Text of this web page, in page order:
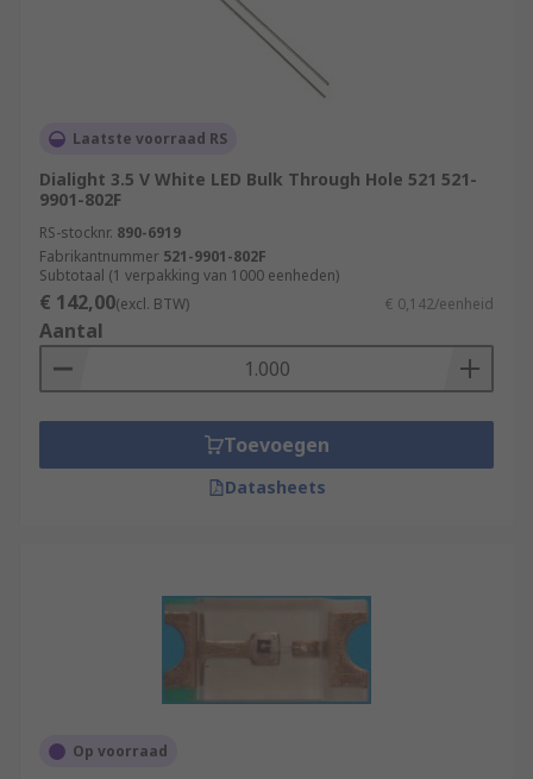
Laatste voorraad RS
Dialight 3.5 V White LED Bulk Through Hole 521 521-
9901-802F
RS-stocknr. 890-6919
Fabrikantnummer 521-9901-802F
Subtotaal (1 verpakking van 1000 eenheden)
€ 142,00(excl. BTW) € 0,142/eenheid
Aantal
Toevoegen
Datasheets
Op voorraad